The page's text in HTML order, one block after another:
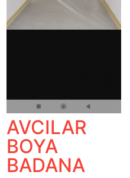
AVCILAR
BOYA
BADANA